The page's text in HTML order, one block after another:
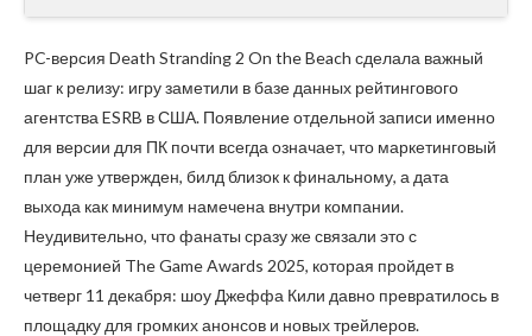
PC-версия Death Stranding 2 On the Beach сделала важный
шаг к релизу: игру заметили в базе данных рейтингового
агентства ESRB в США. Появление отдельной записи именно
для версии для ПК почти всегда означает, что маркетинговый
план уже утвержден, билд близок к финальному, а дата
выхода как минимум намечена внутри компании.
Неудивительно, что фанаты сразу же связали это с
церемонией The Game Awards 2025, которая пройдет в
четверг 11 декабря: шоу Джеффа Кили давно превратилось в
площадку для громких анонсов и новых трейлеров.